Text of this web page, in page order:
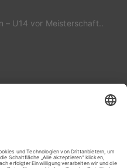
U14 vor Meisterschaft..
17:00 – 22:30 Uhr